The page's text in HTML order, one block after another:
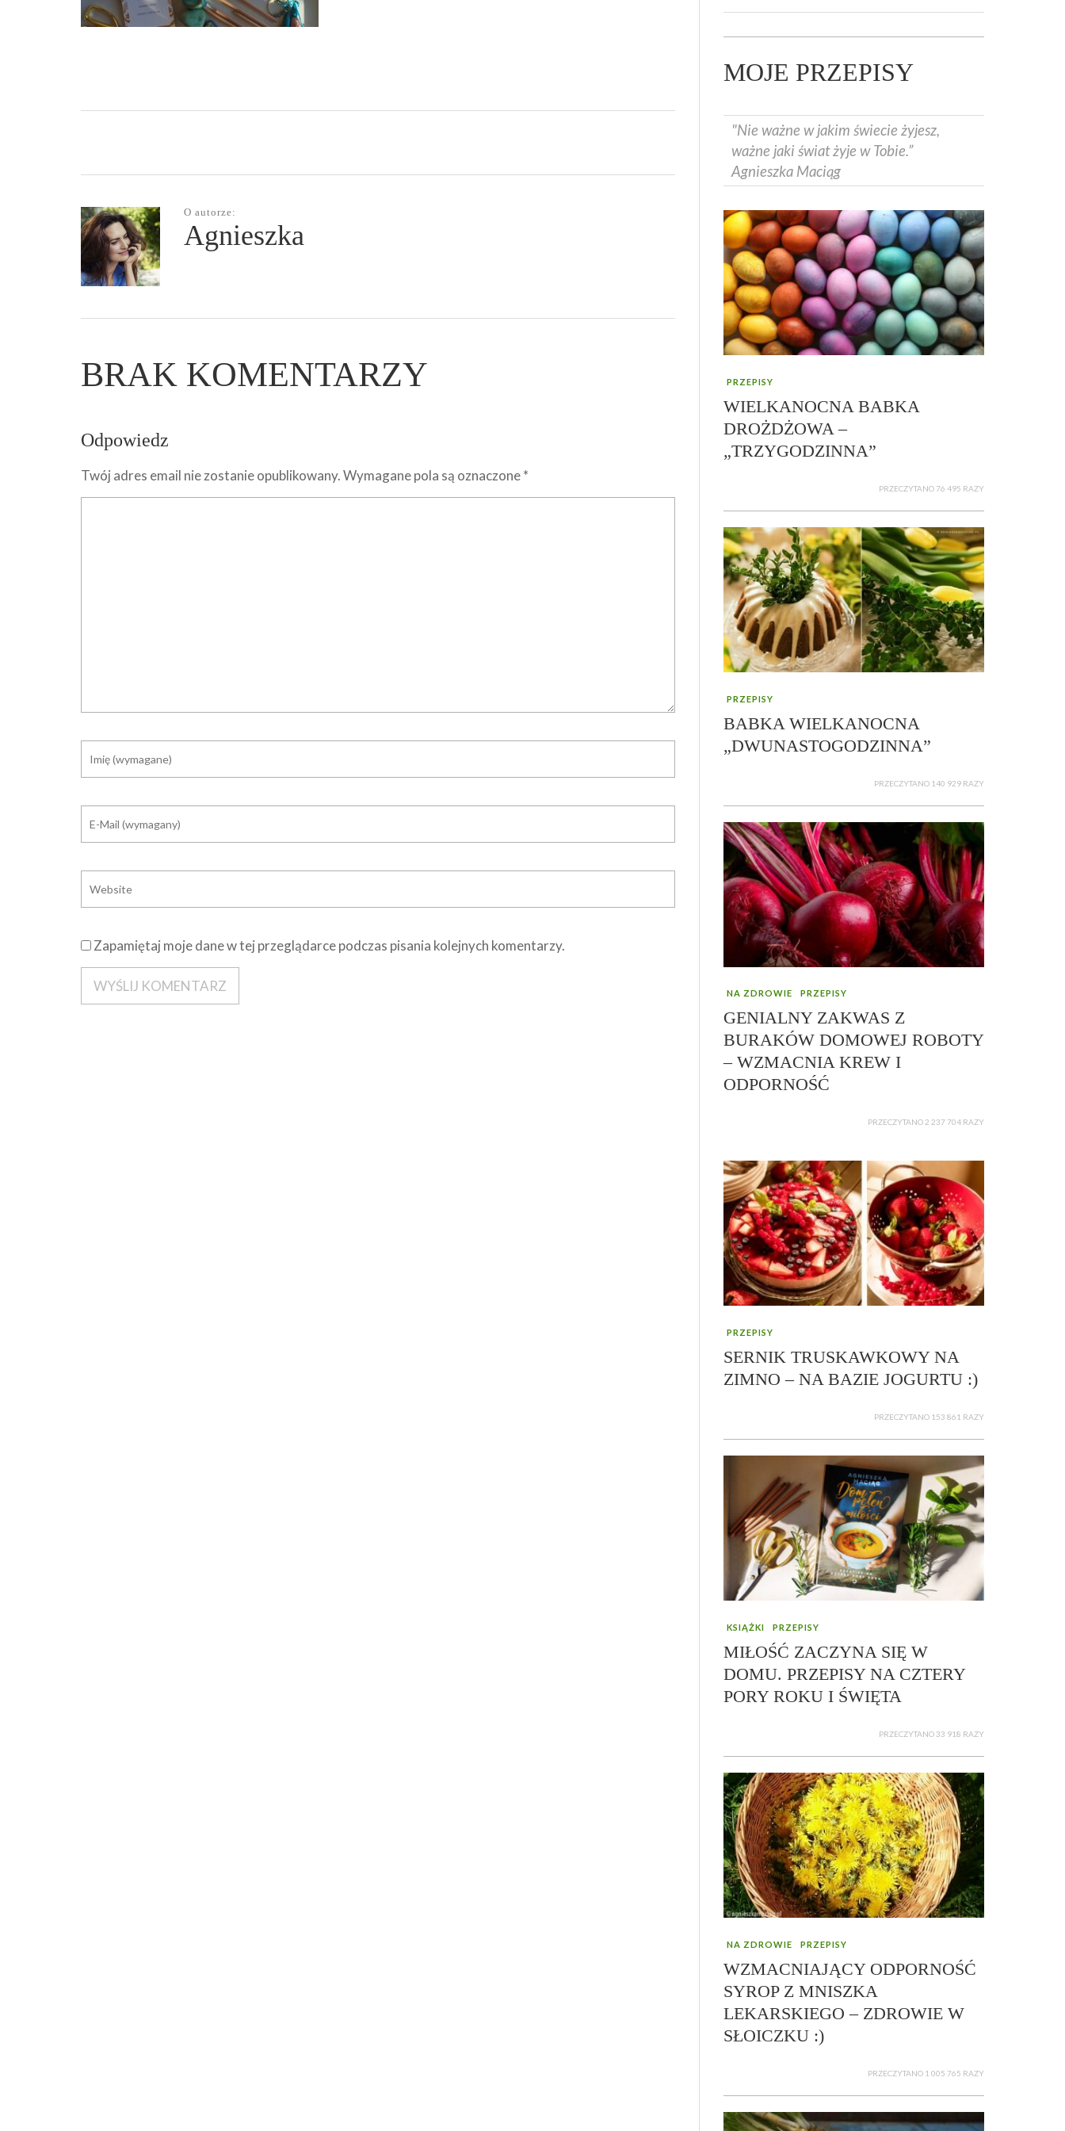
O autorze:
Agnieszka
BRAK KOMENTARZY
Odpowiedz
Twój adres email nie zostanie opublikowany.Wymagane pola są oznaczone*
Zapamiętaj moje dane w tej przeglądarce podczas pisania kolejnych komentarzy.
MOJE PRZEPISY
"Nie ważne w jakim świecie żyjesz,
ważne jaki świat żyje w Tobie.”
Agnieszka Maciąg
PRZEPISY
WIELKANOCNA BABKA
DROŻDŻOWA –
„TRZYGODZINNA”
PRZECZYTANO 76 495 RAZY
PRZEPISY
BABKA WIELKANOCNA
„DWUNASTOGODZINNA”
PRZECZYTANO 140 929 RAZY
NA ZDROWIE PRZEPISY
GENIALNY ZAKWAS Z
BURAKÓW DOMOWEJ ROBOTY
– WZMACNIA KREW I
ODPORNOŚĆ
PRZECZYTANO 2 237 704 RAZY
PRZEPISY
SERNIK TRUSKAWKOWY NA
ZIMNO – NA BAZIE JOGURTU :)
PRZECZYTANO 153 861 RAZY
KSIĄŻKI PRZEPISY
MIŁOŚĆ ZACZYNA SIĘ W
DOMU. PRZEPISY NA CZTERY
PORY ROKU I ŚWIĘTA
PRZECZYTANO 33 918 RAZY
NA ZDROWIE PRZEPISY
WZMACNIAJĄCY ODPORNOŚĆ
SYROP Z MNISZKA
LEKARSKIEGO – ZDROWIE W
SŁOICZKU :)
PRZECZYTANO 1 005 765 RAZY